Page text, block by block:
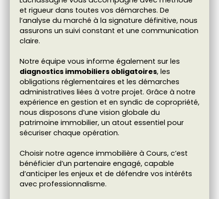
et rigueur dans toutes vos démarches. De
l’analyse du marché à la signature définitive, nous
assurons un suivi constant et une communication
claire.
Notre équipe vous informe également sur les
diagnostics immobiliers obligatoires, les
obligations réglementaires et les démarches
administratives liées à votre projet. Grâce à notre
expérience en gestion et en syndic de copropriété,
nous disposons d’une vision globale du
patrimoine immobilier, un atout essentiel pour
sécuriser chaque opération.
Choisir notre agence immobilière à Cours, c’est
bénéficier d’un partenaire engagé, capable
d’anticiper les enjeux et de défendre vos intérêts
avec professionnalisme.